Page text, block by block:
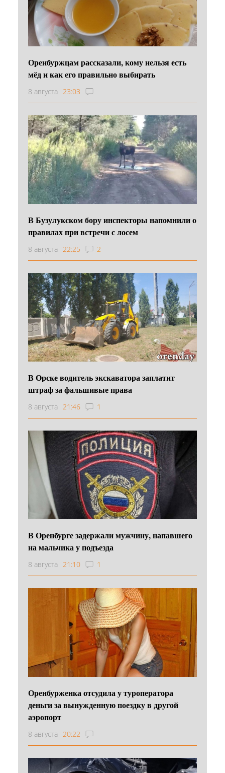
Оренбуржцам рассказали, кому нельзя есть
мёд и как его правильно выбирать
8 августа 23:03
В Бузулукском бору инспекторы напомнили о
правилах при встречи с лосем
8 августа 22:25 2
В Орске водитель экскаватора заплатит
штраф за фальшивые права
8 августа 21:46 1
В Оренбурге задержали мужчину, напавшего
на мальчика у подъезда
8 августа 21:10 1
Оренбурженка отсудила у туроператора
деньги за вынужденную поездку в другой
аэропорт
8 августа 20:22